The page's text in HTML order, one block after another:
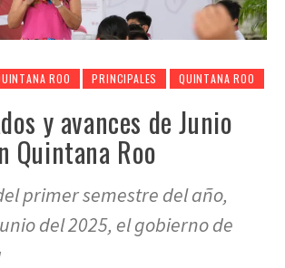
ROO PRINCIPALES QUINTANA ROO
y avances de Junio
Quintana Roo
primer semestre del año,
del 2025, el gobierno de